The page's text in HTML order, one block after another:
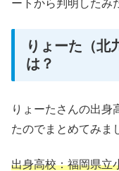
ートから判明したみ
りょーた（北
は？
りょーたさんの出身
たのでまとめてみま
出身高校：福岡県立